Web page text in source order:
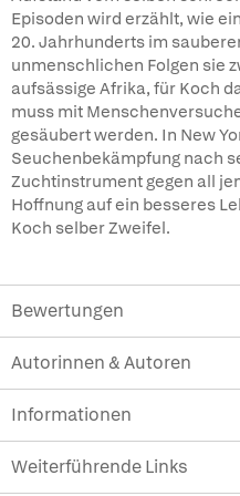
Episoden wird erzählt, wie
20. Jahrhunderts im
unmenschlichen Folgen sie
aufsässige Afrika, für Koch
muss mit
gesäubert werden. In New
Seuchenbekämpfung nach
Zuchtinstrument gegen all
Hoffnung auf ein besseres
Koch selber Zweifel.
Bewertungen
Autorinnen & Autoren
Informationen
Weiterführende Links